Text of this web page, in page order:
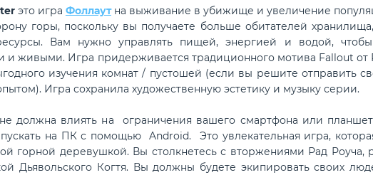
это игра Фоллаутна выживание в убижище и увеличение
горы, поскольку вы получаете больше обитателей
Вам нужно управлять пищей, энергией и водой,
и живыми. Игра придерживается традиционного мотива Fallout от
изучения комнат / пустошей (если вы решите отправить
Игра сохранила художественную эстетику и музыку серии.
влиять на ограничения вашего смартфона или
на ПК с помощью Android. Это увлекательная игра, которая
горной деревушкой. Вы столкнетесь с вторжениями Рад
Дьявольского Когтя. Вы должны будете экипировать своих